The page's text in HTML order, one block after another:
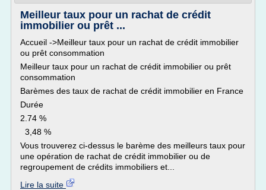
Meilleur taux pour un rachat de crédit
immobilier ou prêt ...
Accueil ->Meilleur taux pour un rachat de crédit immobilier
ou prêt consommation
Meilleur taux pour un rachat de crédit immobilier ou prêt
consommation
Barèmes des taux de rachat de crédit immobilier en France
Durée
2.74 %
3,48 %
Vous trouverez ci-dessus le barème des meilleurs taux pour
une opération de rachat de crédit immobilier ou de
regroupement de crédits immobiliers et...
Lire la suite